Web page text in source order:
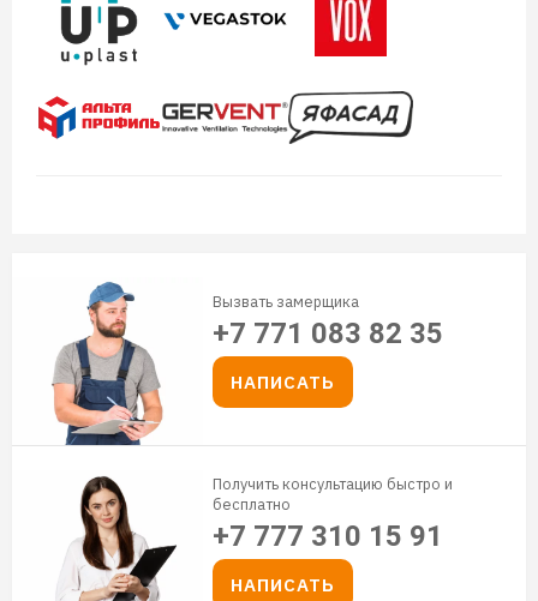
Вызвать замерщика
+7 771 083 82 35
НАПИСАТЬ
Получить консультацию быстро и
бесплатно
+7 777 310 15 91
НАПИСАТЬ